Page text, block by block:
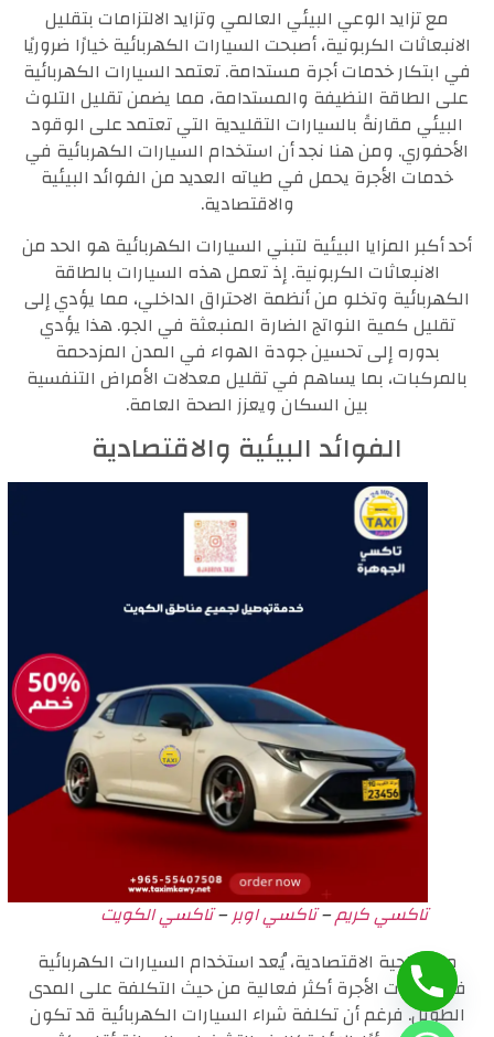
مع تزايد الوعي البيئي العالمي وتزايد الالتزامات بتقليل
الانبعاثات الكربونية، أصبحت السيارات الكهربائية خيارًا ضروريًا
في ابتكار خدمات أجرة مستدامة. تعتمد السيارات الكهربائية
على الطاقة النظيفة والمستدامة، مما يضمن تقليل التلوث
البيئي مقارنةً بالسيارات التقليدية التي تعتمد على الوقود
الأحفوري. ومن هنا نجد أن استخدام السيارات الكهربائية في
خدمات الأجرة يحمل في طياته العديد من الفوائد البيئية
والاقتصادية.
أحد أكبر المزايا البيئية لتبني السيارات الكهربائية هو الحد من
الانبعاثات الكربونية. إذ تعمل هذه السيارات بالطاقة
الكهربائية وتخلو من أنظمة الاحتراق الداخلي، مما يؤدي إلى
تقليل كمية النواتج الضارة المنبعثة في الجو. هذا يؤدي
بدوره إلى تحسين جودة الهواء في المدن المزدحمة
بالمركبات، بما يساهم في تقليل معدلات الأمراض التنفسية
بين السكان ويعزز الصحة العامة.
الفوائد البيئية والاقتصادية
تاكسي كريم–تاكسي اوبر–تاكسي الكويت
من الناحية الاقتصادية، يُعد استخدام السيارات الكهربائية
في خدمات الأجرة أكثر فعالية من حيث التكلفة على المدى
الطويل. فرغم أن تكلفة شراء السيارات الكهربائية قد تكون